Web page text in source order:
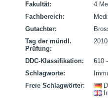
Fakultät:
4
Fachbereich:
Gutachter:
Tag der mündl.
Prüfung:
DDC-Klassifikation:
610
Schlagworte:
Freie Schlagwörter: